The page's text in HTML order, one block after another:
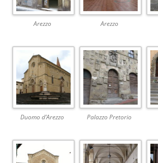
Arezzo Arezzo
Duomo d’Arezzo Palazzo Pretorio